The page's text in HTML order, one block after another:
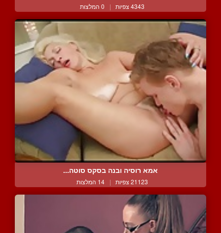
4343 צפיות | 0 המלצות
אמא רוסיה ובנה בסקס סוטה...
21123 צפיות | 14 המלצות